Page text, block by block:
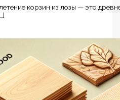
корзин из лозы — это